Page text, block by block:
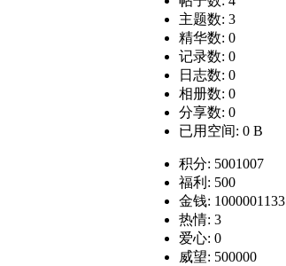
主题数: 3
精华数: 0
记录数: 0
日志数: 0
相册数: 0
分享数: 0
已用空间: 0 B
积分: 5001007
福利: 500
金钱: 1000001133
热情: 3
爱心: 0
威望: 500000